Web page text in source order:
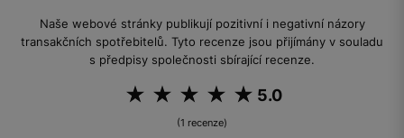
Naše webové stránky publikují pozitivní i negativní názory
transakčních spotřebitelů. Tyto recenze jsou přijímány v souladu
s předpisy společnosti sbírající recenze.
5.0
(1 recenze)